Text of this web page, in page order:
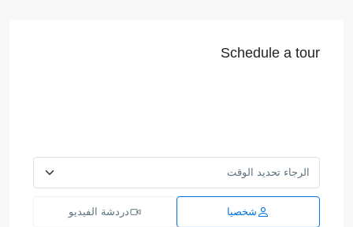
Schedule a tour
شخصيا دردشة الفيديو